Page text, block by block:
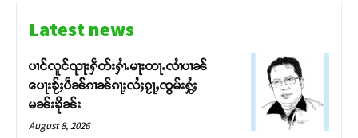
Latest news
ပၢင်လူင်ၺႃးႁဵတ်းႁၢႆႉမႃးတႃႉလၢႆပၢၼ် ​​
ပေႃးၶႂ်ႈပဵၼ်ၵၢၼ်ၵႃႈလႆႈၵႂႃႇၸွမ်းႁွႆႈ
မၼ်းၶိုၼ်း
August 8, 2026